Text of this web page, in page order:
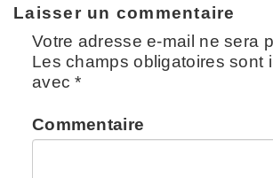
Laisser un commentaire
Votre adresse e-mail ne sera
Les champs obligatoires sont
avec*
Commentaire